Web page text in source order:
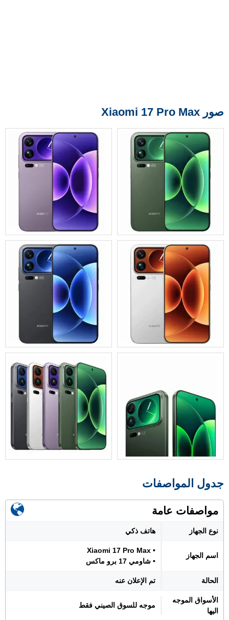
صور Xiaomi 17 Pro Max
جدول المواصفات
مواصفات عامة
نوع الجهاز هاتف ذكي
اسم الجهاز
• Xiaomi 17 Pro Max
• شاومي 17 برو ماكس
الحالة تم الإعلان عنه
الأسواق الموجه
اليها
موجه للسوق الصيني فقط